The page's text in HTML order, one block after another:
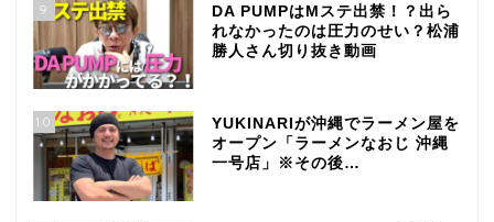
9
DA PUMPはMステ出禁！？出ら
れなかったのは圧力のせい？松浦
勝人さん切り抜き動画
10
YUKINARIが沖縄でラーメン屋を
オープン「ラーメンなおじ 沖縄
一号店」※その後…